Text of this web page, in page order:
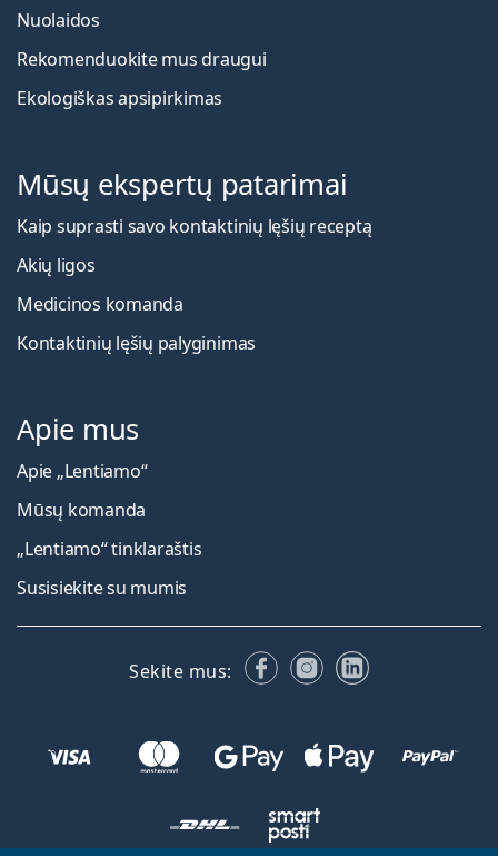
Nuolaidos
Rekomenduokite mus draugui
Ekologiškas apsipirkimas
Mūsų ekspertų patarimai
Kaip suprasti savo kontaktinių lęšių receptą
Akių ligos
Medicinos komanda
Kontaktinių lęšių palyginimas
Apie mus
Apie „Lentiamo“
Mūsų komanda
„Lentiamo“ tinklaraštis
Susisiekite su mumis
Sekite mus: FacebookInstagram
LinkedIn